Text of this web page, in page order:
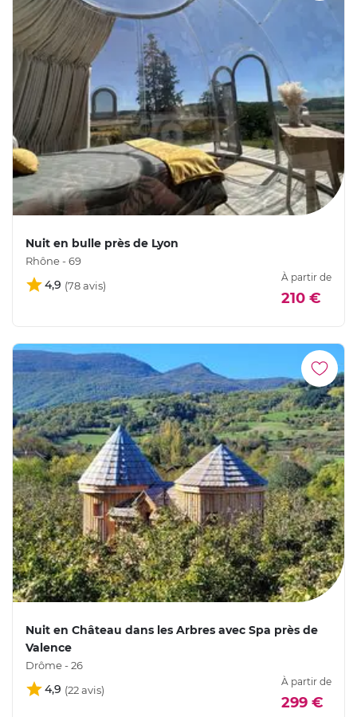
Nuit en bulle près de Lyon
Rhône - 69
4,9
À partir de
210 €
Nuit en Château dans les Arbres avec Spa près de
Valence
Drôme - 26
4,9
À partir de
299 €